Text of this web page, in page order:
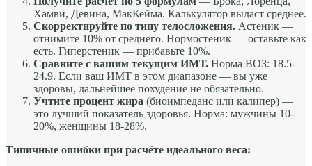
Хамви, Девина, МакКейма. Калькулятор выдаст среднее.
Скорректируйте по типу телосложения. Астеник —
отнимите 10% от среднего. Нормостеник — оставьте как
есть. Гиперстеник — прибавьте 10%.
Сравните с вашим текущим ИМТ. Норма ВОЗ: 18.5-
24.9. Если ваш ИМТ в этом диапазоне — вы уже
здоровы, дальнейшее похудение не обязательно.
Учтите процент жира (биоимпеданс или калипер) —
это лучший показатель здоровья. Норма: мужчины 10-
20%, женщины 18-28%.
Типичные ошибки при расчёте идеального веса: